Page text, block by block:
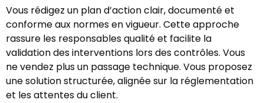
Vous rédigez un plan d’action clair, documenté et
conforme aux normes en vigueur. Cette approche
rassure les responsables qualité et facilite la
validation des interventions lors des contrôles. Vous
ne vendez plus un passage technique. Vous proposez
une solution structurée, alignée sur la réglementation
et les attentes du client.